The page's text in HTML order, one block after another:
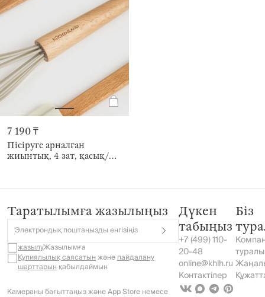
7 190 ₸
Пісіруге арналған
жиынтық, 4 зат, қасық/
Таратылымға жазылыңыз
Электрондық поштаңызды енгізіңіз
жазылуЖазылымға
Құпиялылық саясатынжәнепайдалану
шарттарынқабылдаймын
Камераны бағыттаңыз және App Store немесе
Дүкен
табыңыз
+7 (499) 110-
20-48
online@khlh.ru
Контактілер
Біз
туралы